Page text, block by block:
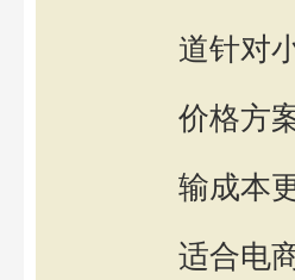
道针对
价格方
输成本
适合电